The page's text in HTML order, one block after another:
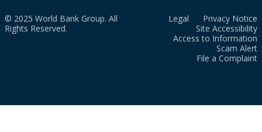
© 2025 World Bank Group. All
Rights Reserved.
Legal
Privacy Notice
Site Accessibility
Access to Information
Scam Alert
File a Complaint